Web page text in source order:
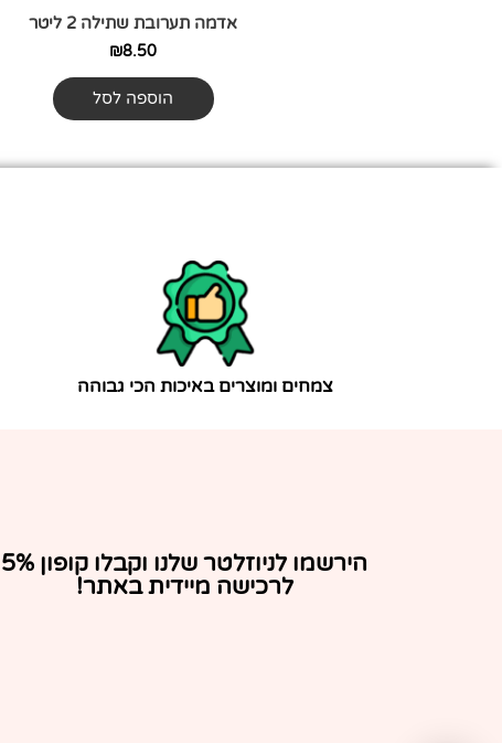
אדמה תערובת שתילה 2 ליטר
₪8.50
הוספה לסל
צמחים ומוצרים באיכות הכי גבוהה
הירשמו לניוזלטר שלנו וקבלו קופון 5%
לרכישה מיידית באתר!